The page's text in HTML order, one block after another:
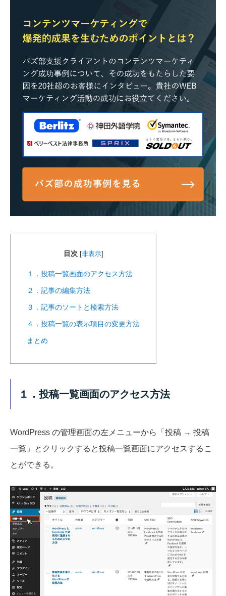
目次 [非表示]
１．投稿一覧画面のアクセス方法
２．記事の編集方法
３．記事のソートと検索方法
４．投稿一覧の表示項目の変更方法
まとめ
１．投稿一覧画面のアクセス方法
WordPress の管理画面の左メニューから「投稿 → 投稿
一覧」とクリックすると投稿一覧画面にアクセスするこ
とができる。